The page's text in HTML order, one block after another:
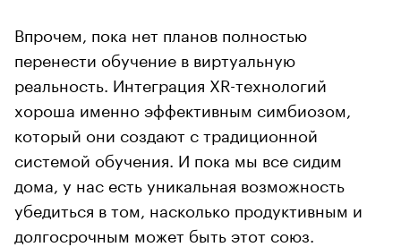
Впрочем, пока нет планов полностью
перенести обучение в виртуальную
реальность. Интеграция XR-технологий
хороша именно эффективным симбиозом,
который они создают с традиционной
системой обучения. И пока мы все сидим
дома, у нас есть уникальная возможность
убедиться в том, насколько продуктивным и
долгосрочным может быть этот союз.